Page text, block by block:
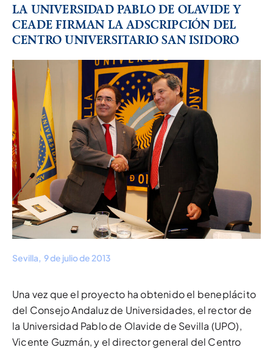
LA UNIVERSIDAD PABLO DE OLAVIDE Y
CEADE FIRMAN LA ADSCRIPCIÓN DEL
CENTRO UNIVERSITARIO SAN ISIDORO
Sevilla, 9 de julio de 2013
Una vez que el proyecto ha obtenido el beneplácito
del Consejo Andaluz de Universidades, el rector de
la Universidad Pablo de Olavide de Sevilla (UPO),
Vicente Guzmán, y el director general del Centro